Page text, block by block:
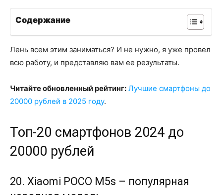
Содержание
Лень всем этим заниматься? И не нужно, я уже провел
всю работу, и представляю вам ее результаты.
Читайте обновленный рейтинг: Лучшие смартфоны до
20000 рублей в 2025 году.
Топ-20 смартфонов 2024 до
20000 рублей
20. Xiaomi POCO M5s – популярная